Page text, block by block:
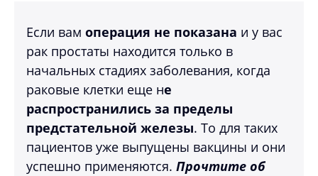
Если вам операция не показана и у вас
рак простаты находится только в
начальных стадиях заболевания, когда
раковые клетки еще не
распространились за пределы
предстательной железы. То для таких
пациентов уже выпущены вакцины и они
успешно применяются. Прочтите об